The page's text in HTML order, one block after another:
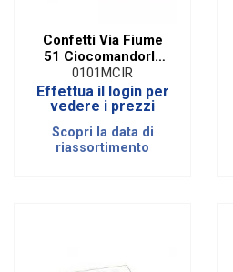
Confetti Via Fiume
51 Ciocomandorla
Incartati Rosa|500
Gr
0101MCIR
Effettua il login per
vedere i prezzi
Scopri la data di
riassortimento